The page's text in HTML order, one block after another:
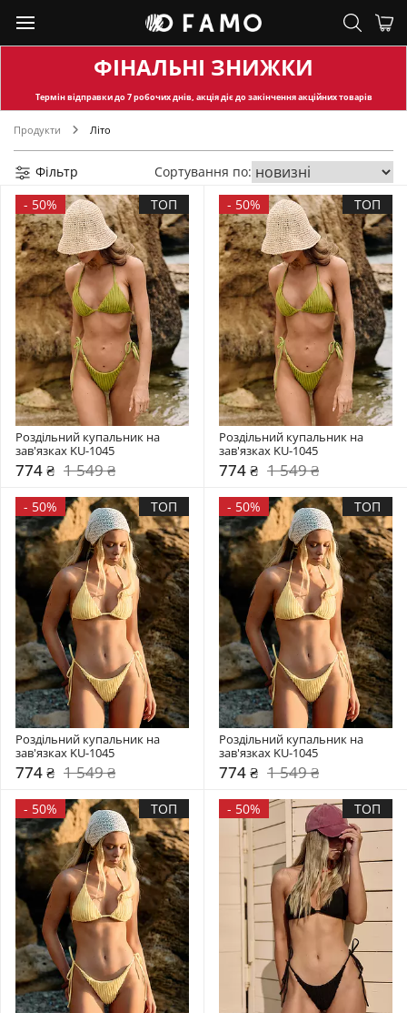
ФІНАЛЬНІ ЗНИЖКИ
Термін відправкидо 7 робочих днів, акція діє до закінчення акційних товарів
Продукти Літо
Фільтр
Сортування по:
- 50% ТОП
Роздільний купальник на
зав'язках KU-1045
774 ₴ 1 549 ₴
- 50% ТОП
Роздільний купальник на
зав'язках KU-1045
774 ₴ 1 549 ₴
- 50% ТОП
Роздільний купальник на
зав'язках KU-1045
774 ₴ 1 549 ₴
- 50% ТОП
Роздільний купальник на
зав'язках KU-1045
774 ₴ 1 549 ₴
- 50% ТОП - 50% ТОП